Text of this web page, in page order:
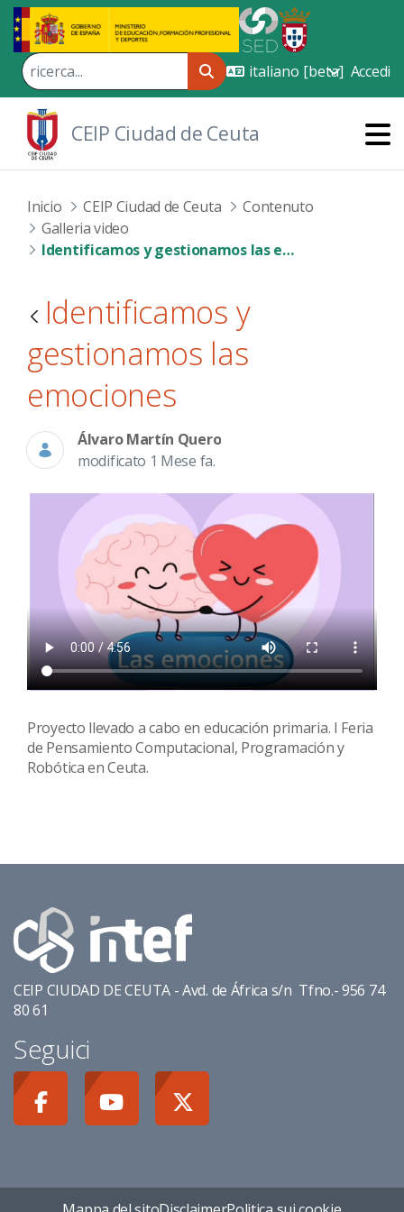
Skip to Main Content
Accedi
CEIP Ciudad de Ceuta
Inicio CEIP Ciudad de Ceuta
Contenuto
Galleria video
Identificamos y gestionamos las emociones
Identificamos y
gestionamos las
emociones
Álvaro Martín Quero
modificato 1 Mese fa.
Proyecto llevado a cabo en educación primaria. I Feria
de Pensamiento Computacional, Programación y
Robótica en Ceuta.
CEIP CIUDAD DE CEUTA - Avd. de África s/n Tfno.- 956 74
80 61
Seguici